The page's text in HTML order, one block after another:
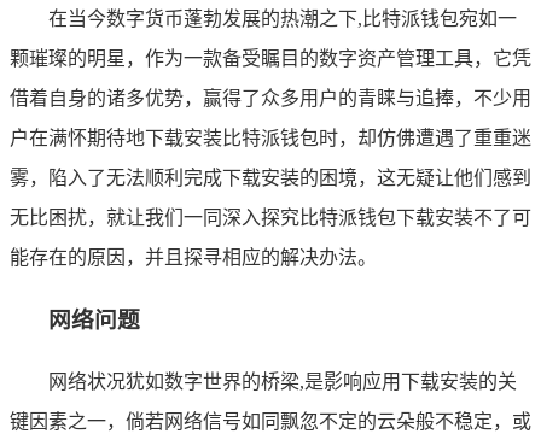
在当今数字货币蓬勃发展的热潮之下,比特派钱包宛如一
颗璀璨的明星，作为一款备受瞩目的数字资产管理工具，它凭
借着自身的诸多优势，赢得了众多用户的青睐与追捧，不少用
户在满怀期待地下载安装比特派钱包时，却仿佛遭遇了重重迷
雾，陷入了无法顺利完成下载安装的困境，这无疑让他们感到
无比困扰，就让我们一同深入探究比特派钱包下载安装不了可
能存在的原因，并且探寻相应的解决办法。
网络问题
网络状况犹如数字世界的桥梁,是影响应用下载安装的关
键因素之一，倘若网络信号如同飘忽不定的云朵般不稳定，或